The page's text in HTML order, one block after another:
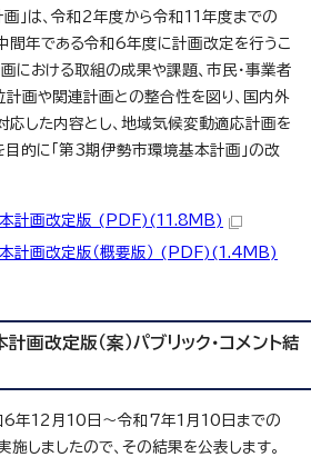
」は、令和2年度から令和11年度までの
間年である令和6年度に計画改定を行うこ
における取組の成果や課題、市民・事業者
計画や関連計画との整合性を図り、国内外
応した内容とし、地域気候変動適応計画を
目的に「第3期伊勢市環境基本計画」の改
計画改定版 (PDF)(11.8MB)
計画改定版（概要版） (PDF)(1.4MB)
画改定版（案）パブリック・コメント結
6年12月10日～令和7年1月10日までの
実施しましたので、その結果を公表します。